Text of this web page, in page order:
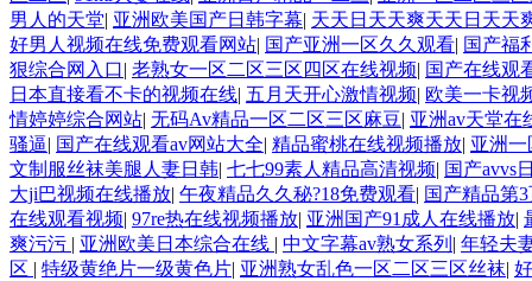
男人的天堂| 亚洲欧美国产日韩字幕| 天天日天天爽天天日天天
好男人视频在线免费观看网站| 国产亚洲一区久久观看| 国产福
狠综合网入口| 老熟女一区二区三区四区在线视频| 国产在线观
日本直接看不卡的视频在线| 五月天开心激情视频| 欧美一卡视
情婷婷综合网站| 无码Av精品一区二区三区麻豆| 亚洲av天堂在
骚逼| 国产在线观看av网站大全| 精品蜜桃在线视频播放| 亚洲
文制服丝袜美腿人妻日韩| 七七99素人精品高清视频| 国产avvs
大ji巴视频在线播放| 午夜精品久久秘?18免费观看| 国产精品第
在线观看视频| 97re热在线视频播放| 亚洲国产91成人在线播放|
爽污污 | 亚洲欧美日本综合在线 | 中文字幕av熟女系列 | 年轻夫
区 | 特级黄绝片一级黄色片| 亚洲熟女乱色一区二区三区丝袜|